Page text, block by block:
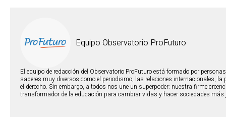
Equipo Observatorio ProFuturo
El equipo de redacción del Observatorio ProFuturo está formado por
saberes muy diversos como el periodismo, las relaciones internacionales,
el derecho. Sin embargo, a todos nos une un superpoder: nuestra firme
transformador de la educación para cambiar vidas y hacer sociedades